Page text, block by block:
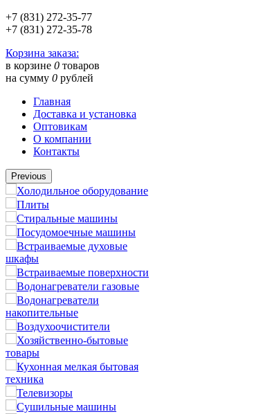
+7 (831) 272-35-77
+7 (831) 272-35-78
Корзина заказа:
в корзине 0 товаров
на сумму 0 рублей
Главная
Доставка и установка
Оптовикам
О компании
Контакты
Previous
Холодильное оборудование
Плиты
Стиральные машины
Посудомоечные машины
Встраиваемые духовые
шкафы
Встраиваемые поверхности
Водонагреватели газовые
Водонагреватели
накопительные
Воздухоочистители
Хозяйственно-бытовые
товары
Кухонная мелкая бытовая
техника
Телевизоры
Сушильные машины